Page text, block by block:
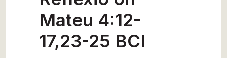
Mateu 4:12-
17,23-25 BCI